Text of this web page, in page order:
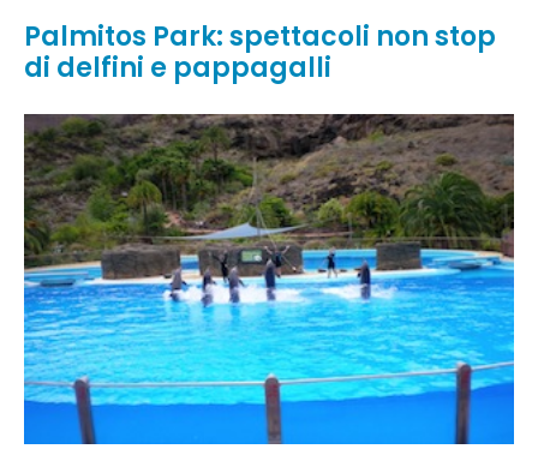
Palmitos Park: spettacoli non stop
di delfini e pappagalli